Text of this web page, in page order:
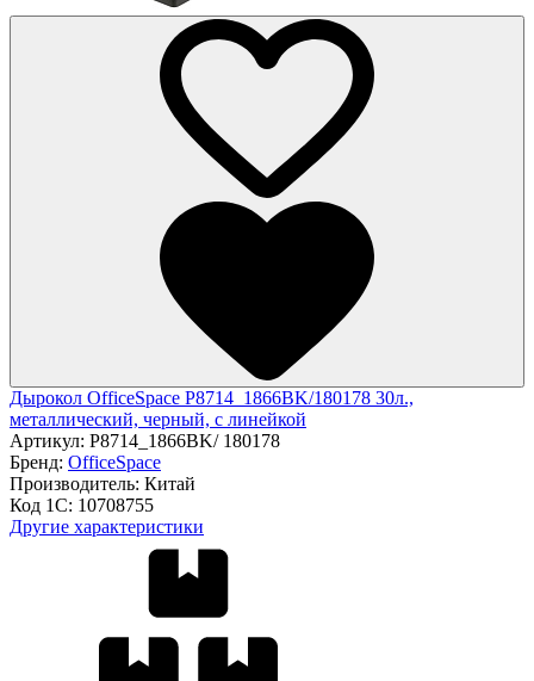
Дырокол OfficeSpace P8714_1866BK/180178 30л.,
металлический, черный, с линейкой
Артикул: P8714_1866BK/ 180178
Бренд: OfficeSpace
Производитель: Китай
Код 1С: 10708755
Другие характеристики